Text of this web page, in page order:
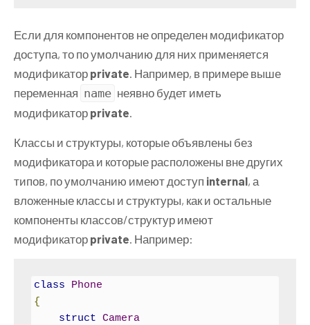
Если для компонентов не определен модификатор
доступа, то по умолчанию для них применяется
модификатор private . Например, в примере выше
переменная name неявно будет иметь
модификатор private
Классы и структуры, которые объявлены без
модификатора и которые расположены вне других
типов, по умолчанию имеют доступ internal, а
вложенные классы и структуры, как и остальные
компоненты классов/структур имеют
модификатор private . Например:
class
Phone
{
struct Camera